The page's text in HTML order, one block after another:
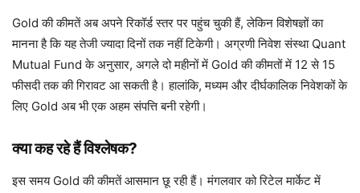
Gold की कीमतें अब अपने रिकॉर्ड स्तर पर पहुंच चुकी हैं, लेकिन विशेषज्ञों का
मानना है कि यह तेजी ज्यादा दिनों तक नहीं टिकेगी। अग्रणी निवेश संस्था Quant
Mutual Fund के अनुसार, अगले दो महीनों में Gold की कीमतों में 12 से 15
फीसदी तक की गिरावट आ सकती है। हालांकि, मध्यम और दीर्घकालिक निवेशकों के
लिए Gold अब भी एक अहम संपत्ति बनी रहेगी।
क्या कह रहे हैं विश्लेषक?
इस समय Gold की कीमतें आसमान छू रही हैं। मंगलवार को रिटेल मार्केट में